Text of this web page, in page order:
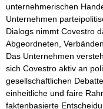
unternehmerischen
Unternehmen
Dialogs nimmt Covestro
Abgeordneten,
Das Unternehmen
sich Covestro aktiv an
gesellschaftlichen
einheitliche und faire
faktenbasierte